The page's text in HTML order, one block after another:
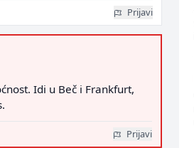
Prijavi
Idi u Beč i Frankfurt,
Prijavi